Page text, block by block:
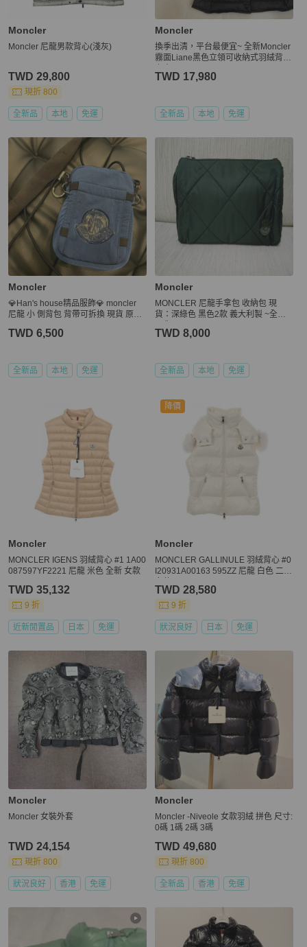
Moncler
Moncler 尼龍男款背心(淺灰)
TWD 29,800
現折 800
全新品 本地 免運
Moncler
換季出清，平台最便宜~ 全新Moncler
霧面Liane黑色立領可收納式羽絨背心
TWD 17,980
全新品 本地 免運
Moncler
💎Han's house精品服飾💎 moncler
尼龍 小 側背包 背帶可拆換 現貨 原價
TWD 6,500
全新品 本地 免運
Moncler
MONCLER 尼龍手拿包 收納包 現
貨：深綠色 黑色2款 義大利製 ~全新
TWD 8,000
全新品 本地 免運
Moncler
MONCLER IGENS 羽絨背心 #1 1A00
087597YF2221 尼龍 米色 全新 女款
TWD 35,132
9 折
近新閒置品 日本 免運
降價
Moncler
MONCLER GALLINULE 羽絨背心 #0
I20931A00163 595ZZ 尼龍 白色 二手
TWD 28,580
9 折
狀況良好 日本 免運
Moncler
Moncler 女裝外套
TWD 24,154
現折 800
狀況良好 香港 免運
Moncler
Moncler -Niveole 女款羽絨 拼色 尺寸:
0碼 1碼 2碼 3碼
TWD 49,680
現折 800
全新品 香港 免運